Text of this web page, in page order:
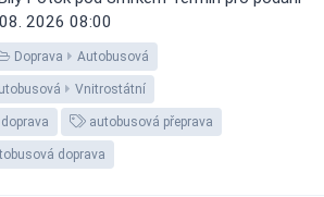
2026 08:00
Doprava Autobusová
Vnitrostátní
autobusová přeprava
doprava